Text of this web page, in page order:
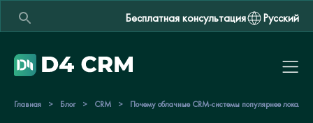
Бесплатная консультация Русский
Главная > Блог > CRM > Почему облачные CRM-системы популярнее